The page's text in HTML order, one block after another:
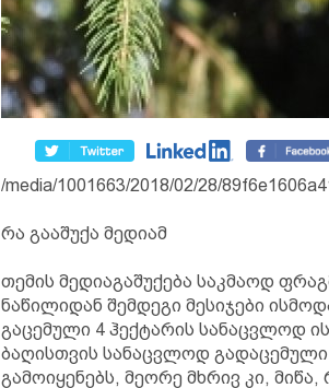
/media/1001663/2018/02/28/
რა გააშუქა მედიამ
თემის მედიაგაშუქება საკმაოდ
ნაწილიდან შემდეგი მესიჯები
გაცემული 4 ჰექტარის სანაცვლოდ
ბაღისთვის სანაცვლოდ გადაცემული
გამოიყენებს, მეორე მხრივ კი,